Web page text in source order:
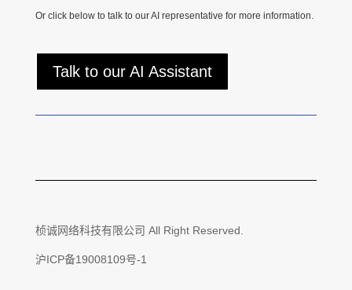
Or click below to talk to our AI representative for more information.
Talk to our AI Assistant
桢诚网络科技有限公司 All Right Reserved.
沪ICP备19008109号-1